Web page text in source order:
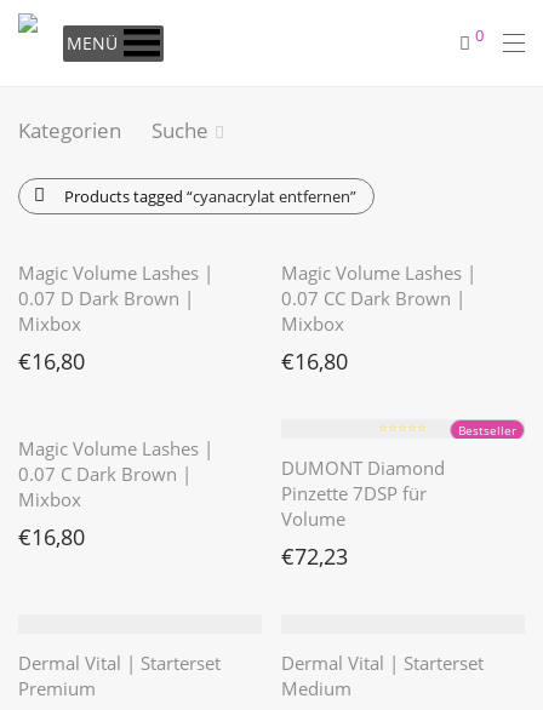
MENÜ 0
Kategorien Suche
Products tagged “cyanacrylat entfernen”
Magic Volume Lashes |
0.07 D Dark Brown |
Mixbox
€16,80
Magic Volume Lashes |
0.07 CC Dark Brown |
Mixbox
€16,80
Magic Volume Lashes |
0.07 C Dark Brown |
Mixbox
€16,80
Bestseller
⭐️⭐️⭐️⭐️⭐️
DUMONT Diamond
Pinzette 7DSP für
Volume
€72,23
Dermal Vital | Starterset
Premium
Dermal Vital | Starterset
Medium